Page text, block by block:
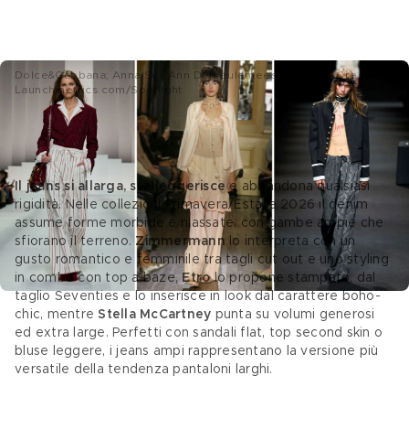
Dolce&Gabbana; Anna Sui; Ann Demeulemeester SS26 - Credits:
Launchmetrics.com/Spotlight
3 Pantaloni larghi in denim
Il jeans si allarga, si alleggerisce e abbandona qualsiasi
rigidità. Nelle collezioni Primavera/Estate 2026 il denim
assume forme morbide e rilassate, con gambe ampie che
sfiorano il terreno. Zimmermann lo interpreta con un
gusto romantico e femminile tra tagli cut out e uno styling
in combo con top a baze, Etro lo propone stampato, dal
taglio Seventies e lo inserisce in look dal carattere boho-
chic, mentre Stella McCartney punta su volumi generosi
ed extra large. Perfetti con sandali flat, top second skin o
bluse leggere, i jeans ampi rappresentano la versione più
versatile della tendenza pantaloni larghi.